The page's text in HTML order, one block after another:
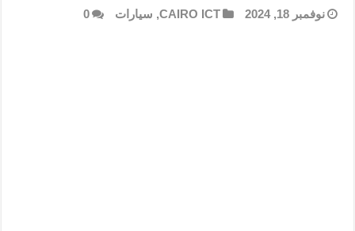
نوفمبر 18, 2024 CAIRO ICT
, سيارات 0